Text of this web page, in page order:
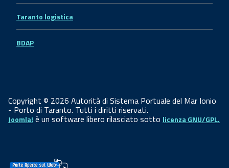
Taranto logistica
BDAP
Copyright © 2026 Autorità di Sistema Portuale del Mar Ionio
- Porto di Taranto. Tutti i diritti riservati.
Joomla! è un software libero rilasciato sotto licenza GNU/GPL.